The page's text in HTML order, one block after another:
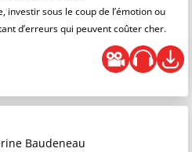
investir sous le coup de l’émotion ou
d’erreurs qui peuvent coûter cher.
Baudeneau